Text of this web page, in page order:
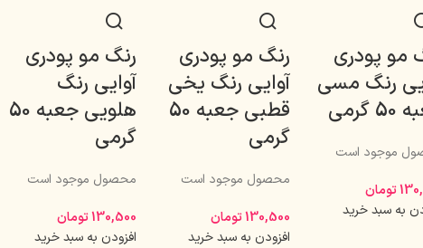
مو پودری
رنگ مسی
موجود است
تومان
به سبد خرید
رنگ مو پودری
آوایی رنگ یخی
قطبی جعبه 50
گرمی
محصول موجود است
130,500تومان
افزودن به سبد خرید
رنگ مو پودری
آوایی رنگ
هلویی جعبه 50
گرمی
محصول موجود است
130,500تومان
افزودن به سبد خرید